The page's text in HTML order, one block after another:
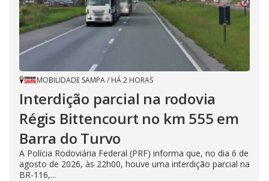
MOBILIDADE SAMPA/ HÁ 2 HORAS
Interdição parcial na rodovia
Régis Bittencourt no km 555 em
Barra do Turvo
A Polícia Rodoviária Federal (PRF) informa que, no dia 6 de
agosto de 2026, às 22h00, houve uma interdição parcial na
BR-116,...